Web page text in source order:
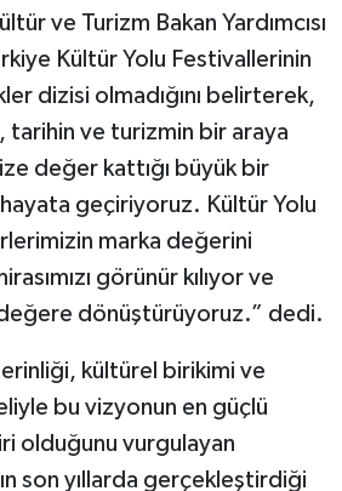
ve Turizm Bakan Yardımcısı
Kültür Yolu Festivallerinin
dizisi olmadığını belirterek,
tarihin ve turizmin bir araya
değer kattığı büyük bir
hayata geçiriyoruz. Kültür Yolu
marka değerini
görünür kılıyor ve
dönüştürüyoruz.” dedi.
kültürel birikimi ve
bu vizyonun en güçlü
olduğunu vurgulayan
son yıllarda gerçekleştirdiği